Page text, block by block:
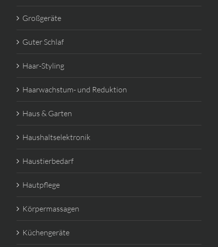
Großgeräte
Guter Schlaf
Haar-Styling
Haarwachstum- und Reduktion
Haus & Garten
Haushaltselektronik
Haustierbedarf
Hautpflege
Körpermassagen
Küchengeräte